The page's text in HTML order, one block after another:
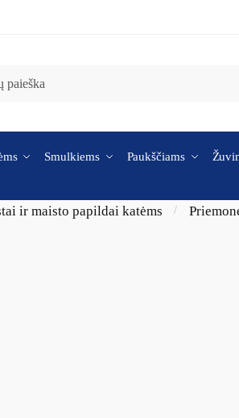
Smulkiems Paukščiams
ir maisto papildai katėms /